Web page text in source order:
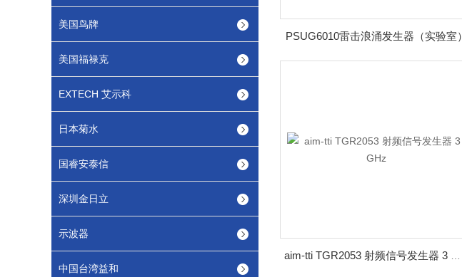
美国鸟牌
美国福禄克
EXTECH 艾示科
日本菊水
国睿安泰信
深圳金日立
示波器
中国台湾益和
PSUG6010雷击浪涌发生器（实验室）